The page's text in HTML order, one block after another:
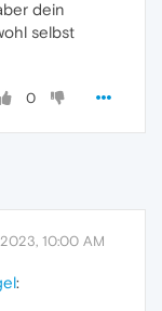
dein
selbst
0
10:00 AM
: